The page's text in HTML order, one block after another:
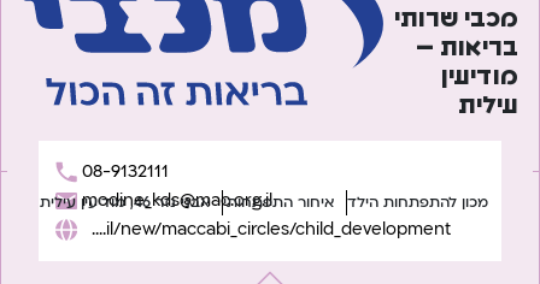
מכבי שרותי
בריאות –
מודיעין
עילית
08-9132111
modine_kds@mac.org.il
https://www.maccabi4u.co.il/new/maccabi_circles/child_development/
מכון להתפתחות הילד איחור התפתחותי אבני נזר 46, מודיעין עילית